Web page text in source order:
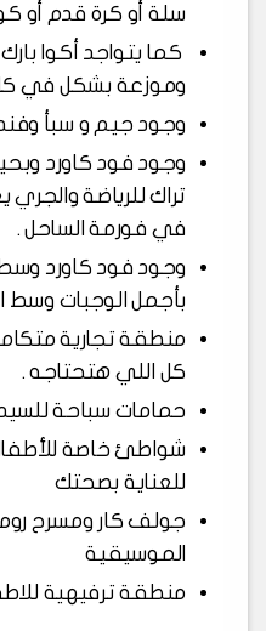
سلة أو كرة قدم أو
وموزعة بشكل في كل
وجود جيم و سبأ وفندق 5 نجوم
وجود فود كاورد وبحيرات
تراك للرياضة
في فورمة الساحل .
وجود فود كاورد
بأجمل الوجبات وسط
منطقة تجارية
كل اللي هتحتاجه .
حمامات سباحة
شواطئ خاصة
للعناية بصحتك
جولف كار ومسرح
الموسيقية
منطقة ترفيهية